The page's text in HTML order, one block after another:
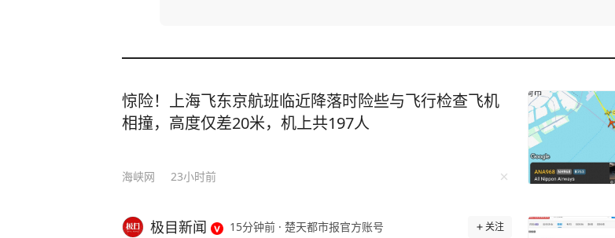
惊险！上海飞东京航班临近降落时险些与飞行检查飞机
相撞，高度仅差20米，机上共197人
海峡网 23小时前
极目新闻 15分钟前 · 楚天都市报官方账号 关注